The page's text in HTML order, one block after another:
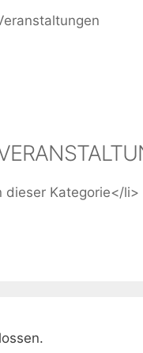
dieser Kategorie</li>